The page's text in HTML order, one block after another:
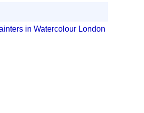
in Watercolour London